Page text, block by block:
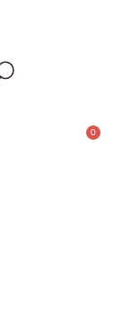
0